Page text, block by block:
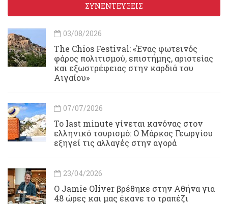
ΣΥΝΕΝΤΕΥΞΕΙΣ
03/08/2026
Τhe Chios Festival: «Ένας φωτεινός
φάρος πολιτισμού, επιστήμης, αριστείας
και εξωστρέφειας στην καρδιά του
Αιγαίου»
07/07/2026
Το last minute γίνεται κανόνας στον
ελληνικό τουρισμό: Ο Μάρκος Γεωργίου
εξηγεί τις αλλαγές στην αγορά
23/04/2026
Ο Jamie Oliver βρέθηκε στην Αθήνα για
48 ώρες και μας έκανε το τραπέζι